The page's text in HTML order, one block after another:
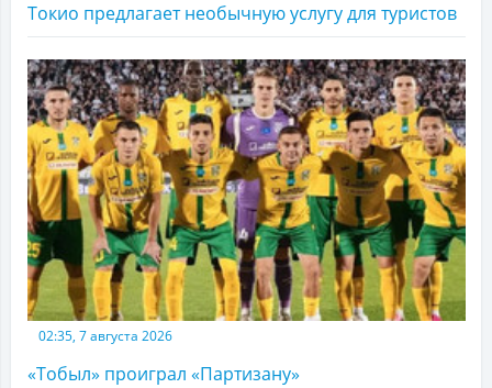
Токио предлагает необычную услугу для туристов
02:35, 7 августа 2026
«Тобыл» проиграл «Партизану»